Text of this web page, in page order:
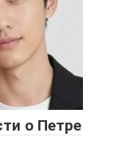
о Петре